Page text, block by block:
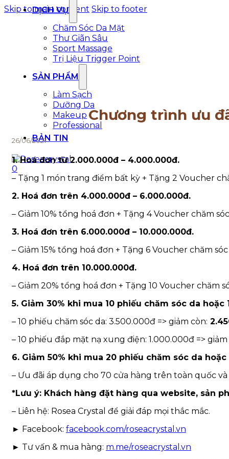
Skip to main content Skip to footer
DỊCH VỤ
Chăm Sóc Da Mặt
Thư Giãn Sâu
Sport Massage
Trị Liệu Trigger Point
SẢN PHẨM
Làm Sạch
Dưỡng Da
Makeup
Professional
BẢN TIN
0
Chương trình ưu
26/06/2021
1. Hoá đơn từ 2.000.000đ – 4.000.000đ.
– Tặng 1 món trang điểm bất kỳ + Tặng 2 Voucher
2. Hoá đơn trên 4.000.000đ – 6.000.000đ.
– Giảm 10% tổng hoá đơn + Tặng 4 Voucher chăm
3. Hoá đơn trên 6.000.000đ – 10.000.000đ.
– Giảm 15% tổng hoá đơn + Tặng 6 Voucher chăm
4. Hoá đơn trên 10.000.000đ.
– Giảm 20% tổng hoá đơn + Tặng 10 Voucher chăm
5. Giảm 30% khi mua 10 phiếu chăm sóc da
– 10 phiếu chăm sóc da: 3.500.000đ => giảm còn:
– 10 phiếu đắp mặt nạ xung điện: 1.000.000đ =>
6. Giảm 50% khi mua 20 phiếu chăm sóc da
– Ưu đãi áp dụng cho 70 cửa hàng trên toàn quốc
*Lưu ý: Khách hàng đặt hàng qua website, sản
– Liên hệ: Rosea Crystal để giải đáp mọi thắc mắc.
► Facebook: facebook.com/roseacrystal.vn
► Tư vấn & mua hàng: m.me/roseacrystal.vn